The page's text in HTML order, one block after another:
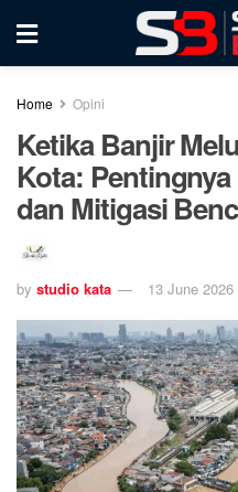
Home Opini
Ketika Banjir
Kota:
dan Mitigasi
by studio kata 13 June 2026